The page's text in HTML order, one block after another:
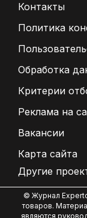
Контакты
Политика
Обработка
Критерии
Реклама на
Вакансии
Карта сайта
Другие
© Журнал
товаров.
являются